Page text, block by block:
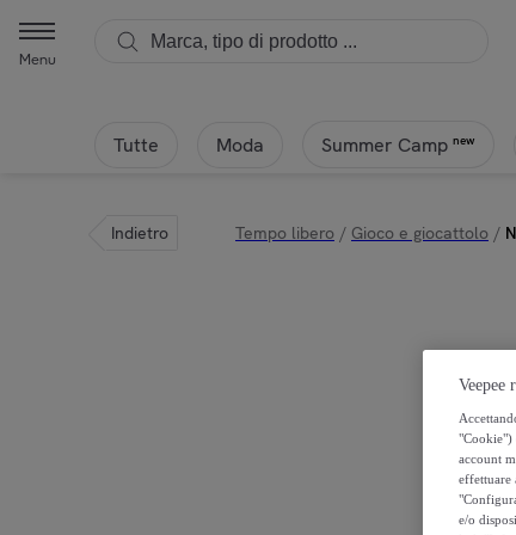
Menu
Tutte Moda Summer Camp new
Indietro Tempo libero / Gioco e giocattolo /
Veepee
"Cookie")
account
effettuare
e/o